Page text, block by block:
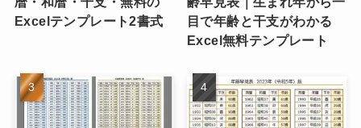
Excelテンプレート2書式
目で年齢と干支がわかる
Excel無料テンプレート